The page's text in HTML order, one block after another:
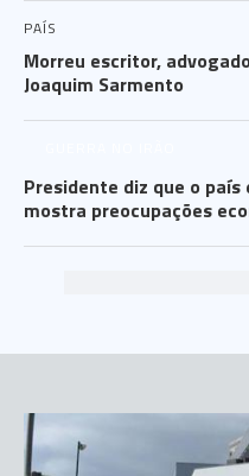
PAÍS
Morreu escritor,
Joaquim Sarmento
Presidente diz que o
mostra preocupações